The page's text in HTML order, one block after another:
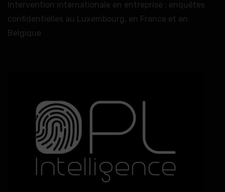
Intervention internationale en entreprise : enquêtes
confidentielles au Luxembourg, en France et en
Belgique